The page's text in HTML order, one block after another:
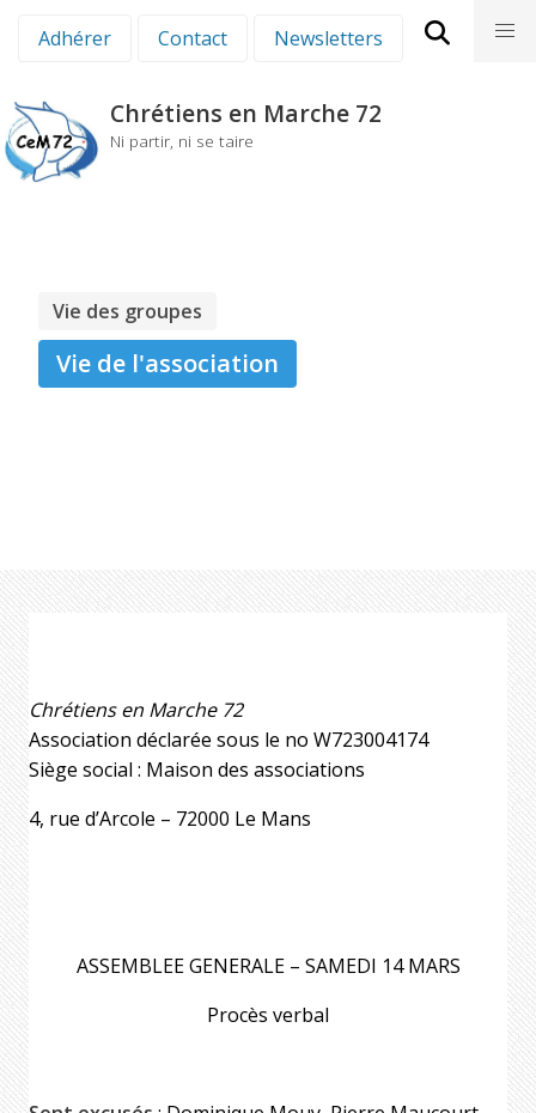
principal
Chrétiens en Marche 72
Ni partir, ni se taire
Adhérer Contact Newsletters
Vie des groupes
Vie de l'association
Chrétiens en Marche 72
Association déclarée sous le no W723004174
Siège social : Maison des associations
4, rue d’Arcole – 72000 Le Mans
ASSEMBLEE GENERALE – SAMEDI 14 MARS
Procès verbal